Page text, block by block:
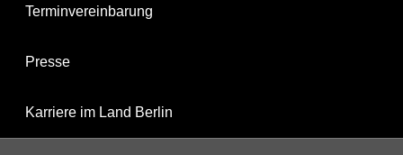
Terminvereinbarung
Presse
Karriere im Land Berlin